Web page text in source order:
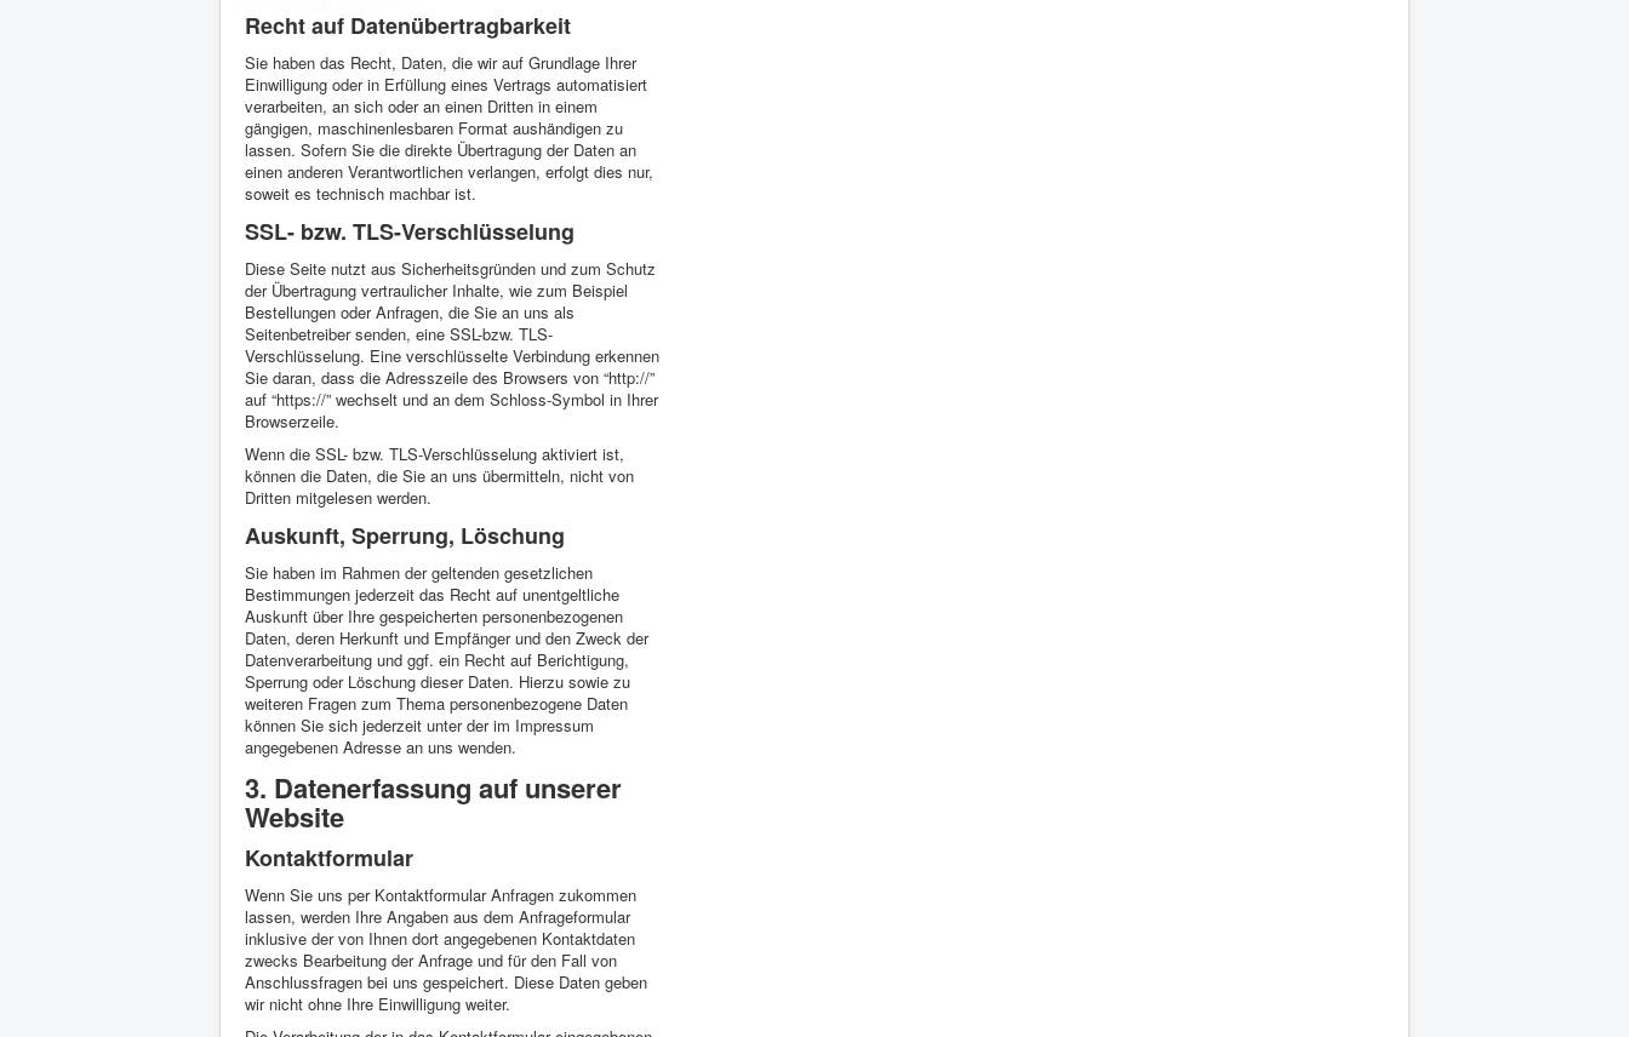
Recht auf Datenübertragbarkeit
Sie haben das Recht, Daten, die wir auf Grundlage Ihrer
Einwilligung oder in Erfüllung eines Vertrags automatisiert
verarbeiten, an sich oder an einen Dritten in einem
gängigen, maschinenlesbaren Format aushändigen zu
lassen. Sofern Sie die direkte Übertragung der Daten an
einen anderen Verantwortlichen verlangen, erfolgt dies nur,
soweit es technisch machbar ist.
SSL- bzw. TLS-Verschlüsselung
Diese Seite nutzt aus Sicherheitsgründen und zum Schutz
der Übertragung vertraulicher Inhalte, wie zum Beispiel
Bestellungen oder Anfragen, die Sie an uns als
Seitenbetreiber senden, eine SSL-bzw. TLS-
Verschlüsselung. Eine verschlüsselte Verbindung erkennen
Sie daran, dass die Adresszeile des Browsers von “http://”
auf “https://” wechselt und an dem Schloss-Symbol in Ihrer
Browserzeile.
Wenn die SSL- bzw. TLS-Verschlüsselung aktiviert ist,
können die Daten, die Sie an uns übermitteln, nicht von
Dritten mitgelesen werden.
Auskunft, Sperrung, Löschung
Sie haben im Rahmen der geltenden gesetzlichen
Bestimmungen jederzeit das Recht auf unentgeltliche
Auskunft über Ihre gespeicherten personenbezogenen
Daten, deren Herkunft und Empfänger und den Zweck der
Datenverarbeitung und ggf. ein Recht auf Berichtigung,
Sperrung oder Löschung dieser Daten. Hierzu sowie zu
weiteren Fragen zum Thema personenbezogene Daten
können Sie sich jederzeit unter der im Impressum
angegebenen Adresse an uns wenden.
3. Datenerfassung auf unserer
Website
Kontaktformular
Wenn Sie uns per Kontaktformular Anfragen zukommen
lassen, werden Ihre Angaben aus dem Anfrageformular
inklusive der von Ihnen dort angegebenen Kontaktdaten
zwecks Bearbeitung der Anfrage und für den Fall von
Anschlussfragen bei uns gespeichert. Diese Daten geben
wir nicht ohne Ihre Einwilligung weiter.